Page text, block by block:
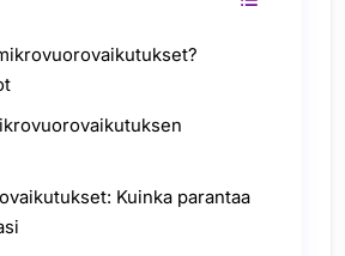
Kuinka parantaa